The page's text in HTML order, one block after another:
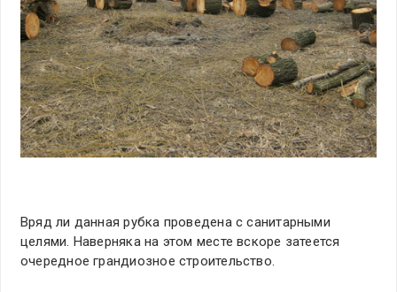
Вряд ли данная рубка проведена с санитарными
целями. Наверняка на этом месте вскоре затеется
очередное грандиозное строительство.